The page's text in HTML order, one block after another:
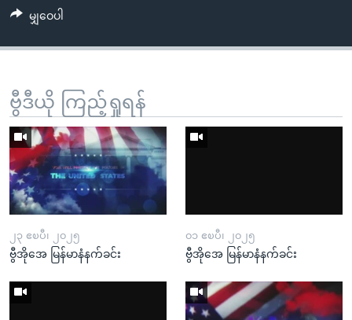
မျှဝေပါ
ဗွီဒီယို ကြည့်ရှုရန်
၂၃ ဧၿပီ၊ ၂၀၂၅
ဗွီအိုအေ မြန်မာနံနက်ခင်း
၀၁ ဧၿပီ၊ ၂၀၂၅
ဗွီအိုအေ မြန်မာနံနက်ခင်း